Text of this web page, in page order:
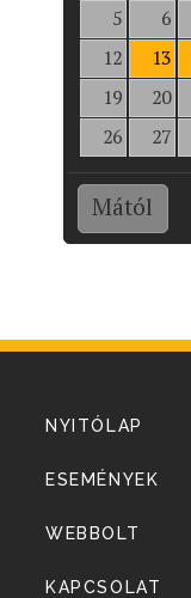
5
6
12
13
19
20
26
27
Mától
NYITÓLAP
ESEMÉNYEK
WEBBOLT
KAPCSOLAT